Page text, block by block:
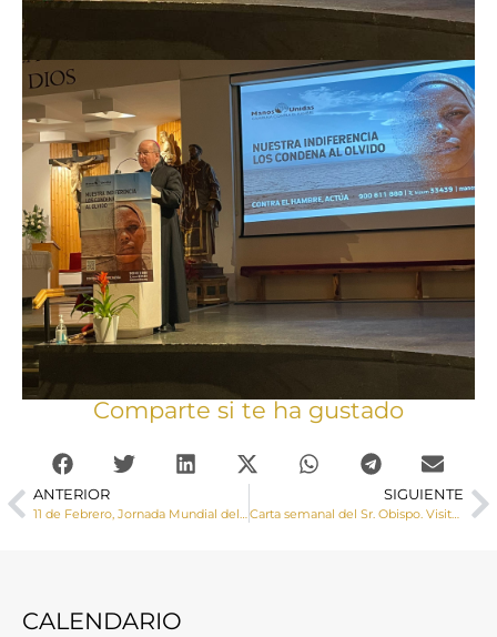
Comparte si te ha gustado
ANTERIOR
11 de Febrero, Jornada Mundial del Enfermo
SIGUIENTE
Carta semanal del Sr. Obispo. Visita ad Limina
CALENDARIO